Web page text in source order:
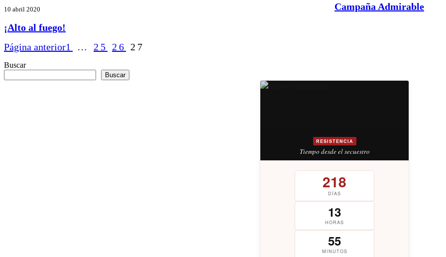
10 abril 2020
¡Alto al fuego!
Campaña Admirable
Página anterior1 … 25 26 27
Buscar
Buscar
RESISTENCIA
Tiempo desde el secuestro
218
DÍAS
13
HORAS
55
MINUTOS